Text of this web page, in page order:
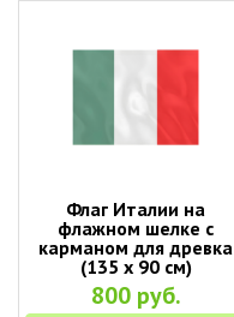
Флаг Италии на
флажном шелке с
карманом для древка
(135 х 90 см)
800 руб.